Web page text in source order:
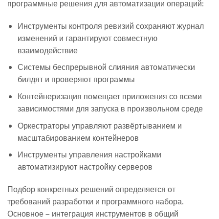
программные решения для автоматизации операций:
Инструменты контроля ревизий сохраняют журнал
изменений и гарантируют совместную
взаимодействие
Системы беспрерывной слияния автоматически
билдят и проверяют программы
Контейнеризация помещает приложения со всеми
зависимостями для запуска в произвольном среде
Оркестраторы управляют развёртыванием и
масштабированием контейнеров
Инструменты управления настройками
автоматизируют настройку серверов
Подбор конкретных решений определяется от
требований разработки и программного набора.
Основное – интеграция инструментов в общий